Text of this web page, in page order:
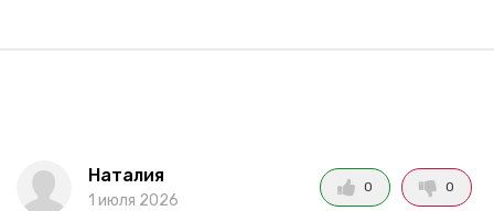
Наталия
1 июля 2026
0 0